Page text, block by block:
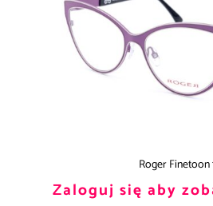
Roger Finetoon
Zaloguj się aby